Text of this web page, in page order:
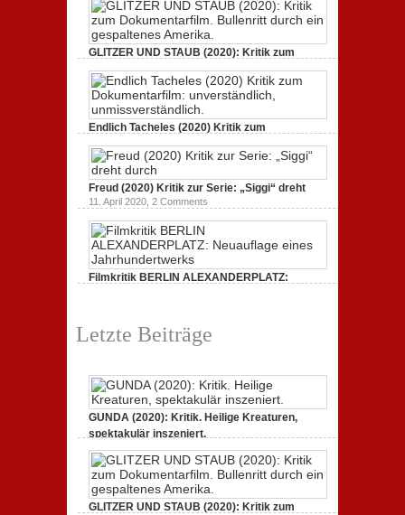
GLITZER UND STAUB (2020): Kritik zum
Dokumentarfilm.
3. Oktober 2020,2 Comments
Endlich Tacheles (2020) Kritik zum
Dokumentarfilm: unverständlich,
19. Mai 2020,0 Comments
Freud (2020) Kritik zur Serie: „Siggi“ dreht
11. April 2020, 2 Comments
Filmkritik BERLIN ALEXANDERPLATZ:
Letzte Beiträge
GUNDA (2020): Kritik. Heilige Kreaturen,
spektakulär inszeniert.
21. April 2021,2 Comments
GLITZER UND STAUB (2020): Kritik zum